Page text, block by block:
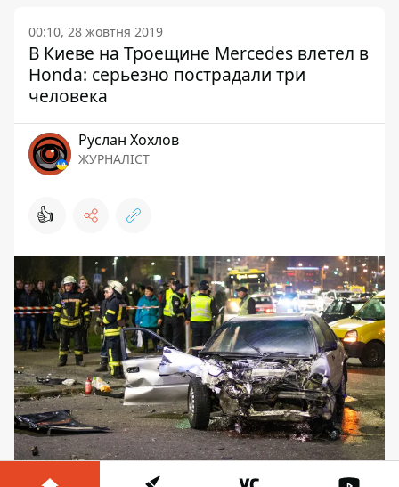
00:10, 28 жовтня 2019
В Киеве на Троещине Mercedes влетел в
Honda: серьезно пострадали три
человека
Руслан Хохлов
ЖУРНАЛІСТ
👍